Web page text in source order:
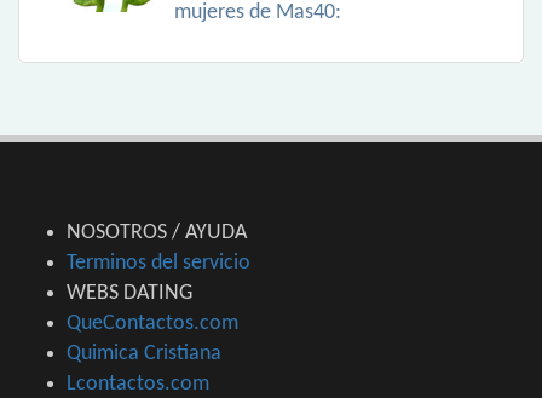
mujeres de Mas40:
NOSOTROS / AYUDA
Terminos del servicio
WEBS DATING
QueContactos.com
Quimica Cristiana
Lcontactos.com